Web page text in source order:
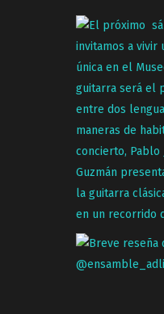
CONCIERTO
POR
El Museo del
especial
cargo de
parte de la